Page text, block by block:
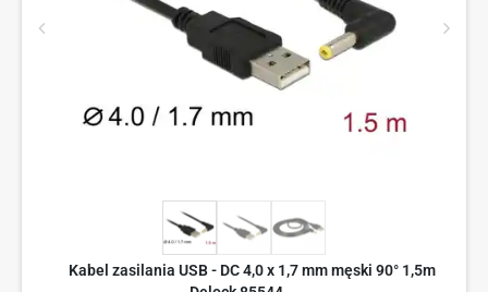
Kabel zasilania USB - DC 4,0 x 1,7 mm męski 90° 1,5m